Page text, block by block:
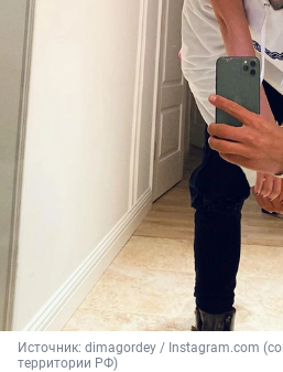
Источник: dimagordey / Instagram.com
территории РФ)